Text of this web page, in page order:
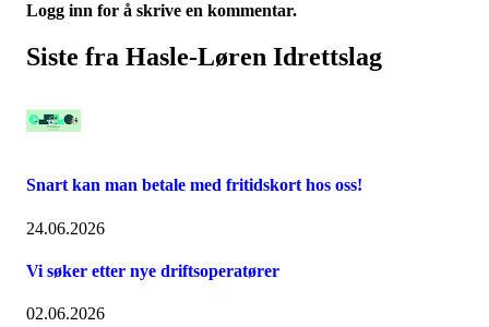
Logg inn for å skrive en kommentar.
Siste fra Hasle-Løren Idrettslag
Snart kan man betale med fritidskort hos oss!
24.06.2026
Vi søker etter nye driftsoperatører
02.06.2026